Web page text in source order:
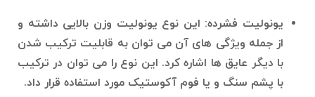
یونولیت فشرده: این نوع یونولیت وزن بالایی داشته و
از جمله ویژگی های آن می توان به قابلیت ترکیب شدن
با دیگر عایق ها اشاره کرد. این نوع را می توان در ترکیب
با پشم سنگ و یا فوم آکوستیک مورد استفاده قرار داد.